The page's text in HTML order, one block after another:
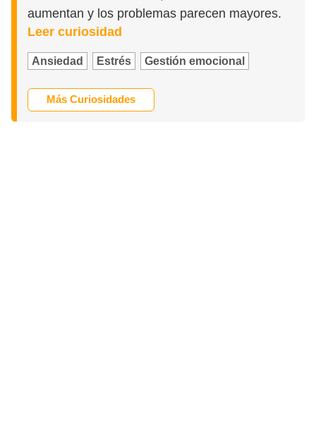
aumentan y los problemas parecen mayores.
Leer curiosidad
Ansiedad Estrés Gestión emocional
Más Curiosidades